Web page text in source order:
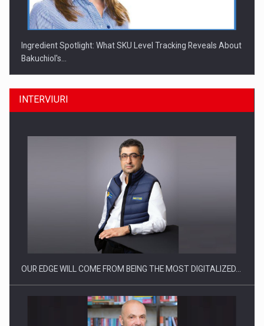
Ingredient Spotlight: What SKU Level Tracking Reveals About
Bakuchiol's…
Producatorii si comerciantii care nu se supun noilor
INTERVIURI
OUR EDGE WILL COME FROM BEING THE MOST DIGITALIZED…